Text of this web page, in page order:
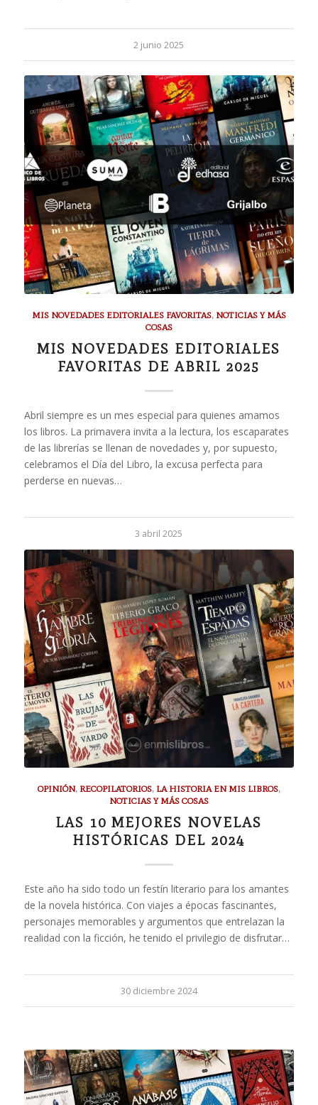
2 junio 2025
MIS NOVEDADES EDITORIALES FAVORITAS, NOTICIAS Y MÁS
COSAS
MIS NOVEDADES EDITORIALES
FAVORITAS DE ABRIL 2025
Abril siempre es un mes especial para quienes amamos
los libros. La primavera invita a la lectura, los escaparates
de las librerías se llenan de novedades y, por supuesto,
celebramos el Día del Libro, la excusa perfecta para
perderse en nuevas…
3 abril 2025
OPINIÓN, RECOPILATORIOS, LA HISTORIA EN MIS LIBROS,
NOTICIAS Y MÁS COSAS
LAS 10 MEJORES NOVELAS
HISTÓRICAS DEL 2024
Este año ha sido todo un festín literario para los amantes
de la novela histórica. Con viajes a épocas fascinantes,
personajes memorables y argumentos que entrelazan la
realidad con la ficción, he tenido el privilegio de disfrutar…
30 diciembre 2024